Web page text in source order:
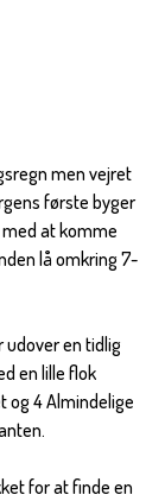
men vejret
første byger
at komme
lå omkring 7-
udover en tidlig
en lille flok
og 4 Almindelige
for at finde en